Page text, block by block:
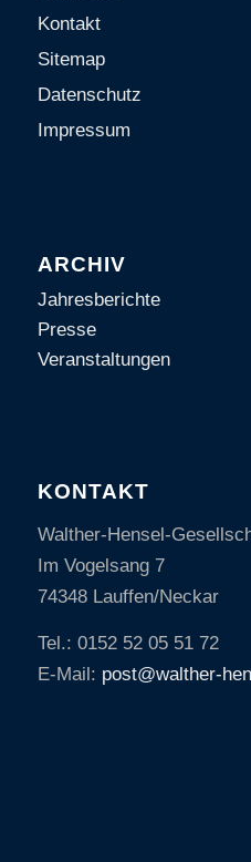
Kontakt
Sitemap
Datenschutz
Impressum
ARCHIV
Jahresberichte
Presse
Veranstaltungen
KONTAKT
Walther-Hensel-
Im Vogelsang 7
74348 Lauffen/Neckar
Tel.: 0152 52 05 51 72
E-Mail: post@walther-